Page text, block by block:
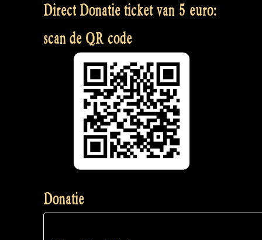
Direct Donatie ticket van 5 euro:
scan de QR code
Donatie